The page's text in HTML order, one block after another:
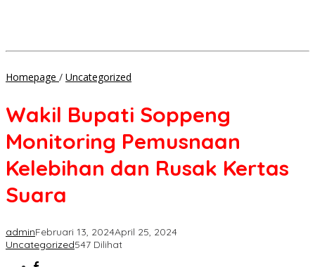
Homepage / Uncategorized
Monitoring
Pemusnaan
Kelebihan
Rusak
Wakil Bupati Soppeng
Monitoring Pemusnaan
Kelebihan dan Rusak Kertas
Suara
adminFebruari 13, 2024April 25, 2024
Uncategorized547 Dilihat